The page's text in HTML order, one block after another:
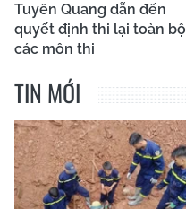
Tuyên Quang dẫn đến
quyết định thi lại toàn bộ
các môn thi
TIN MỚI